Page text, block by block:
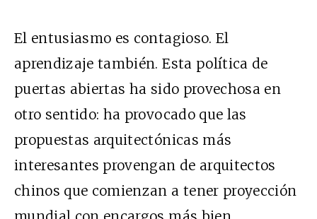
El entusiasmo es contagioso. El
aprendizaje también. Esta política de
puertas abiertas ha sido provechosa en
otro sentido: ha provocado que las
propuestas arquitectónicas más
interesantes provengan de arquitectos
chinos que comienzan a tener proyección